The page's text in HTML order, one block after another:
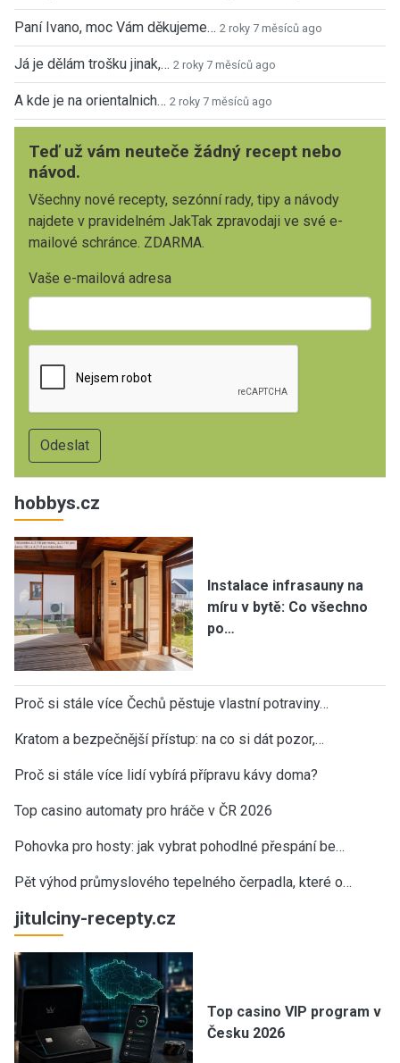
Paní Ivano, moc Vám děkujeme… 2 roky 7 měsíců ago
Já je dělám trošku jinak,… 2 roky 7 měsíců ago
A kde je na orientalnich… 2 roky 7 měsíců ago
Teď už vám neuteče žádný recept nebo
návod.
Všechny nové recepty, sezónní rady, tipy a návody
najdete v pravidelném JakTak zpravodaji ve své e-
mailové schránce. ZDARMA.
Vaše e-mailová adresa
hobbys.cz
Instalace infrasauny na
míru v bytě: Co všechno
po…
Proč si stále více Čechů pěstuje vlastní potraviny…
Kratom a bezpečnější přístup: na co si dát pozor,…
Proč si stále více lidí vybírá přípravu kávy doma?
Top casino automaty pro hráče v ČR 2026
Pohovka pro hosty: jak vybrat pohodlné přespání be…
Pět výhod průmyslového tepelného čerpadla, které o…
jitulciny-recepty.cz
Top casino VIP program v
Česku 2026